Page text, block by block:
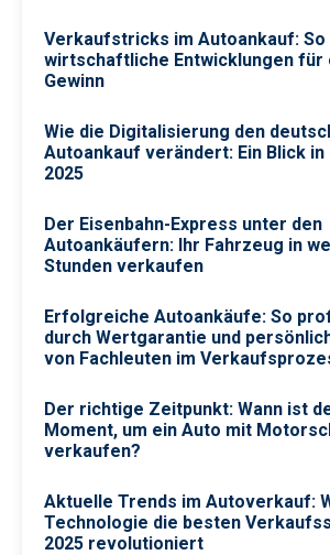
Verkaufstricks im Autoankauf: So
wirtschaftliche Entwicklungen für
Gewinn
Wie die Digitalisierung den
Autoankauf verändert: Ein Blick
2025
Der Eisenbahn-Express unter den
Autoankäufern: Ihr Fahrzeug in
Stunden verkaufen
Erfolgreiche Autoankäufe: So
durch Wertgarantie und
von Fachleuten im
Der richtige Zeitpunkt: Wann ist
Moment, um ein Auto mit
verkaufen?
Aktuelle Trends im Auto­verkauf:
Technologie die besten
2025 revolutioniert